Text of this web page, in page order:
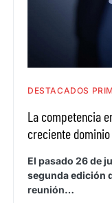
DESTACADOS
La competencia
creciente
El pasado 26 de
segunda edición
reunión…